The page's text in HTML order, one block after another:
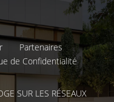
Partenaires
de Confidentialité
SUR LES RÉSEAUX